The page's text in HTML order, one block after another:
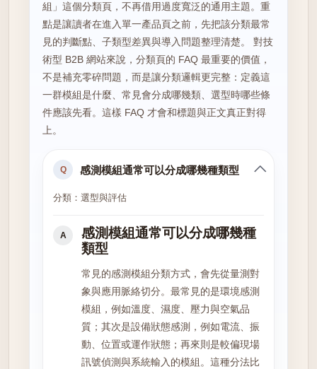
組」這個分類頁，不再借用過度寬泛的通用主題。重
點是讓讀者在進入單一產品頁之前，先把該分類最常
見的判斷點、子類型差異與導入問題整理清楚。 對技
術型 B2B 網站來說，分類頁的 FAQ 最重要的價值，
不是補充零碎問題，而是讓分類邏輯更完整：定義這
一群模組是什麼、常見會分成哪幾類、選型時哪些條
件應該先看。這樣 FAQ 才會和標題與正文真正對得
上。
Q 感測模組通常可以分成哪幾種類型
分類：選型與評估
A
感測模組通常可以分成哪幾種
類型
常見的感測模組分類方式，會先從量測對
象與應用脈絡切分。最常見的是環境感測
模組，例如溫度、濕度、壓力與空氣品
質；其次是設備狀態感測，例如電流、振
動、位置或運作狀態；再來則是較偏現場
訊號偵測與系統輸入的模組。這種分法比